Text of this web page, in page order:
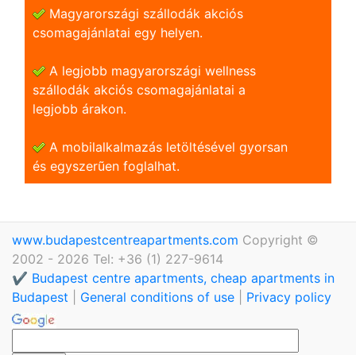
Magyarországi szállodák akciós
csomagajánlatai egy helyen.
A legjobb magyarországi wellness
szállodák akciós csomagajánlatai a
legjobb árakon.
A mobilalkalmazás letöltésével gyorsan
és egyszerũen foglalhat.
www.budapestcentreapartments.com Copyright ©
2002 - 2026 Tel: +36 (1) 227-9614
✔️ Budapest centre apartments, cheap apartments in
Budapest
General conditions of use Privacy policy